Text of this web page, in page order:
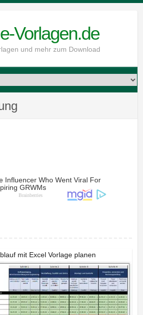
Vorlagen.de
und mehr zum Download
mit Excel Vorlage planen